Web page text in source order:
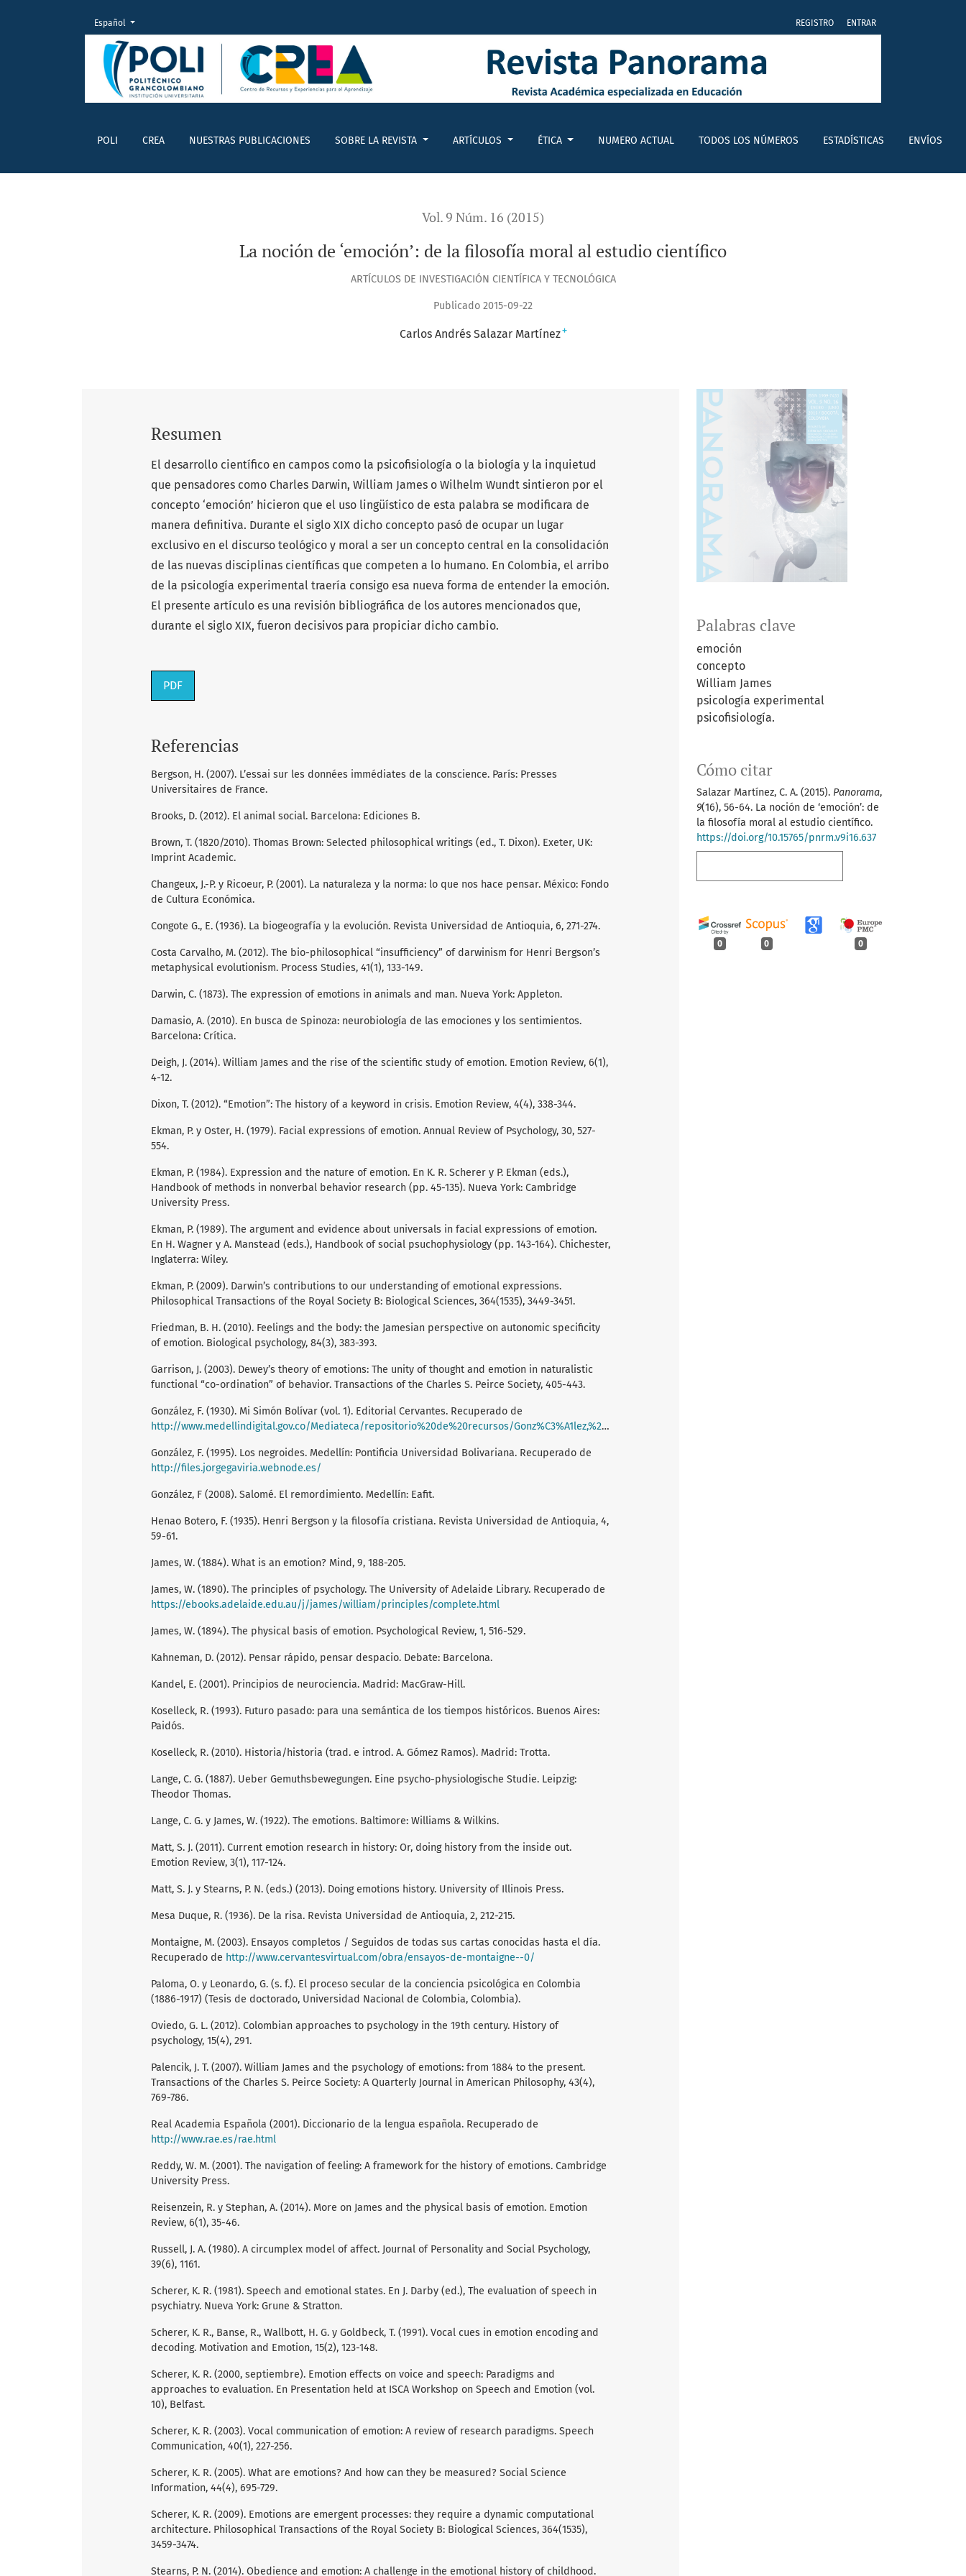
La noción de ‘emoción’: de la filosofía moral al estudio científico
POLI CREA NUESTRAS PUBLICACIONES SOBRE LA REVISTA ARTÍCULOS ÉTICA NUMERO ACTUAL TODOS LOS NÚMEROS ESTADÍSTICAS ENVÍOS
REGISTRO ENTRAR
Cambiar el idioma. El actual es:
Español
Vol. 9 Núm. 16 (2015)
La noción de ‘emoción’: de la filosofía moral al estudio científico
ARTÍCULOS DE INVESTIGACIÓN CIENTÍFICA Y TECNOLÓGICA
Publicado 2015-09-22
Carlos Andrés Salazar Martínez+
Palabras clave
emoción
concepto
William James
psicología experimental
psicofisiología.
Cómo citar
Salazar Martínez, C. A. (2015). Panorama,
9(16), 56-64. La noción de ‘emoción’: de
la filosofía moral al estudio científico.
https://doi.org/10.15765/pnrm.v9i16.637
0 0 0
Resumen
El desarrollo científico en campos como la psicofisiología o la biología y la inquietud
que pensadores como Charles Darwin, William James o Wilhelm Wundt sintieron por el
concepto ‘emoción’ hicieron que el uso lingüístico de esta palabra se modificara de
manera definitiva. Durante el siglo XIX dicho concepto pasó de ocupar un lugar
exclusivo en el discurso teológico y moral a ser un concepto central en la consolidación
de las nuevas disciplinas científicas que competen a lo humano. En Colombia, el arribo
de la psicología experimental traería consigo esa nueva forma de entender la emoción.
El presente artículo es una revisión bibliográfica de los autores mencionados que,
durante el siglo XIX, fueron decisivos para propiciar dicho cambio.
PDF
Referencias
Bergson, H. (2007). L’essai sur les données immédiates de la conscience. París: Presses
Universitaires de France.
Brooks, D. (2012). El animal social. Barcelona: Ediciones B.
Brown, T. (1820/2010). Thomas Brown: Selected philosophical writings (ed., T. Dixon). Exeter, UK:
Imprint Academic.
Changeux, J.-P. y Ricoeur, P. (2001). La naturaleza y la norma: lo que nos hace pensar. México: Fondo
de Cultura Económica.
Congote G., E. (1936). La biogeografía y la evolución. Revista Universidad de Antioquia, 6, 271-274.
Costa Carvalho, M. (2012). The bio-philosophical “insufficiency” of darwinism for Henri Bergson’s
metaphysical evolutionism. Process Studies, 41(1), 133-149.
Darwin, C. (1873). The expression of emotions in animals and man. Nueva York: Appleton.
Damasio, A. (2010). En busca de Spinoza: neurobiología de las emociones y los sentimientos.
Barcelona: Crítica.
Deigh, J. (2014). William James and the rise of the scientific study of emotion. Emotion Review, 6(1),
4-12.
Dixon, T. (2012). “Emotion”: The history of a keyword in crisis. Emotion Review, 4(4), 338-344.
Ekman, P. y Oster, H. (1979). Facial expressions of emotion. Annual Review of Psychology, 30, 527-
554.
Ekman, P. (1984). Expression and the nature of emotion. En K. R. Scherer y P. Ekman (eds.),
Handbook of methods in nonverbal behavior research (pp. 45-135). Nueva York: Cambridge
University Press.
Ekman, P. (1989). The argument and evidence about universals in facial expressions of emotion.
En H. Wagner y A. Manstead (eds.), Handbook of social psuchophysiology (pp. 143-164). Chichester,
Inglaterra: Wiley.
Ekman, P. (2009). Darwin’s contributions to our understanding of emotional expressions.
Philosophical Transactions of the Royal Society B: Biological Sciences, 364(1535), 3449-3451.
Friedman, B. H. (2010). Feelings and the body: the Jamesian perspective on autonomic specificity
of emotion. Biological psychology, 84(3), 383-393.
Garrison, J. (2003). Dewey’s theory of emotions: The unity of thought and emotion in naturalistic
functional “co-ordination” of behavior. Transactions of the Charles S. Peirce Society, 405-443.
González, F. (1930). Mi Simón Bolívar (vol. 1). Editorial Cervantes. Recuperado de
http://www.medellindigital.gov.co/Mediateca/repositorio%20de%20recursos/Gonz%C3%A1lez,%20Fernando/Gonzalez%20Fernando_Mi%20Simon%20Bolivar.pdf
González, F. (1995). Los negroides. Medellín: Pontificia Universidad Bolivariana. Recuperado de
http://files.jorgegaviria.webnode.es/
González, F (2008). Salomé. El remordimiento. Medellín: Eafit.
Henao Botero, F. (1935). Henri Bergson y la filosofía cristiana. Revista Universidad de Antioquia, 4,
59-61.
James, W. (1884). What is an emotion? Mind, 9, 188-205.
James, W. (1890). The principles of psychology. The University of Adelaide Library. Recuperado de
https://ebooks.adelaide.edu.au/j/james/william/principles/complete.html
James, W. (1894). The physical basis of emotion. Psychological Review, 1, 516-529.
Kahneman, D. (2012). Pensar rápido, pensar despacio. Debate: Barcelona.
Kandel, E. (2001). Principios de neurociencia. Madrid: MacGraw-Hill.
Koselleck, R. (1993). Futuro pasado: para una semántica de los tiempos históricos. Buenos Aires:
Paidós.
Koselleck, R. (2010). Historia/historia (trad. e introd. A. Gómez Ramos). Madrid: Trotta.
Lange, C. G. (1887). Ueber Gemuthsbewegungen. Eine psycho-physiologische Studie. Leipzig:
Theodor Thomas.
Lange, C. G. y James, W. (1922). The emotions. Baltimore: Williams & Wilkins.
Matt, S. J. (2011). Current emotion research in history: Or, doing history from the inside out.
Emotion Review, 3(1), 117-124.
Matt, S. J. y Stearns, P. N. (eds.) (2013). Doing emotions history. University of Illinois Press.
Mesa Duque, R. (1936). De la risa. Revista Universidad de Antioquia, 2, 212-215.
Montaigne, M. (2003). Ensayos completos / Seguidos de todas sus cartas conocidas hasta el día.
Recuperado de http://www.cervantesvirtual.com/obra/ensayos-de-montaigne--0/
Paloma, O. y Leonardo, G. (s. f.). El proceso secular de la conciencia psicológica en Colombia
(1886-1917) (Tesis de doctorado, Universidad Nacional de Colombia, Colombia).
Oviedo, G. L. (2012). Colombian approaches to psychology in the 19th century. History of
psychology, 15(4), 291.
Palencik, J. T. (2007). William James and the psychology of emotions: from 1884 to the present.
Transactions of the Charles S. Peirce Society: A Quarterly Journal in American Philosophy, 43(4),
769-786.
Real Academia Española (2001). Diccionario de la lengua española. Recuperado de
http://www.rae.es/rae.html
Reddy, W. M. (2001). The navigation of feeling: A framework for the history of emotions. Cambridge
University Press.
Reisenzein, R. y Stephan, A. (2014). More on James and the physical basis of emotion. Emotion
Review, 6(1), 35-46.
Russell, J. A. (1980). A circumplex model of affect. Journal of Personality and Social Psychology,
39(6), 1161.
Scherer, K. R. (1981). Speech and emotional states. En J. Darby (ed.), The evaluation of speech in
psychiatry. Nueva York: Grune & Stratton.
Scherer, K. R., Banse, R., Wallbott, H. G. y Goldbeck, T. (1991). Vocal cues in emotion encoding and
decoding. Motivation and Emotion, 15(2), 123-148.
Scherer, K. R. (2000, septiembre). Emotion effects on voice and speech: Paradigms and
approaches to evaluation. En Presentation held at ISCA Workshop on Speech and Emotion (vol.
10), Belfast.
Scherer, K. R. (2003). Vocal communication of emotion: A review of research paradigms. Speech
Communication, 40(1), 227-256.
Scherer, K. R. (2005). What are emotions? And how can they be measured? Social Science
Information, 44(4), 695-729.
Scherer, K. R. (2009). Emotions are emergent processes: they require a dynamic computational
architecture. Philosophical Transactions of the Royal Society B: Biological Sciences, 364(1535),
3459-3474.
Stearns, P. N. (2014). Obedience and emotion: A challenge in the emotional history of childhood.